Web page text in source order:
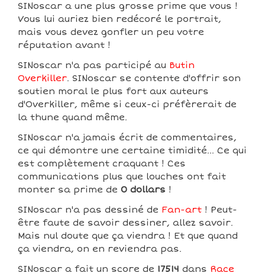
SINoscar a une plus grosse prime que vous !
Vous lui auriez bien redécoré le portrait,
mais vous devez gonfler un peu votre
réputation avant !
SINoscar n'a pas participé au Butin
Overkiller. SINoscar se contente d'offrir son
soutien moral le plus fort aux auteurs
d'Overkiller, même si ceux-ci préfèrerait de
la thune quand même.
SINoscar n'a jamais écrit de commentaires,
ce qui démontre une certaine timidité... Ce qui
est complètement craquant ! Ces
communications plus que louches ont fait
monter sa prime de 0 dollars !
SINoscar n'a pas dessiné de Fan-art ! Peut-
être faute de savoir dessiner, allez savoir.
Mais nul doute que ça viendra ! Et que quand
ça viendra, on en reviendra pas.
SINoscar a fait un score de 17514 dans Race